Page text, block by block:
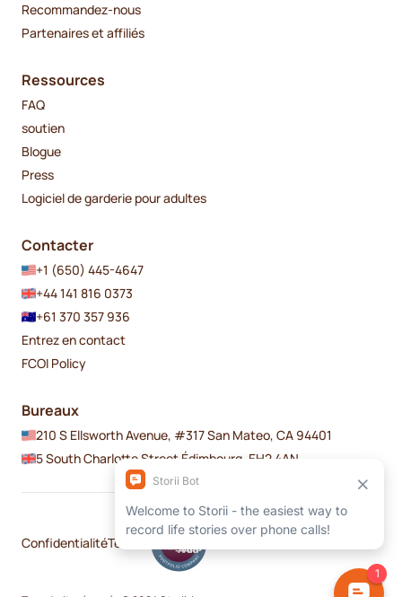
Recommandez-nous
Partenaires et affiliés
Ressources
FAQ
soutien
Blogue
Press
Logiciel de garderie pour adultes
Contacter
+1 (650) 445-4647
+44 141 816 0373
+61 370 357 936
Entrez en contact
FCOI Policy
Bureaux
210 S Ellsworth Avenue, #317 San Mateo, CA 94401
5 South Charlotte Street Édimbourg, EH2 4AN
ConfidentialitéTermes